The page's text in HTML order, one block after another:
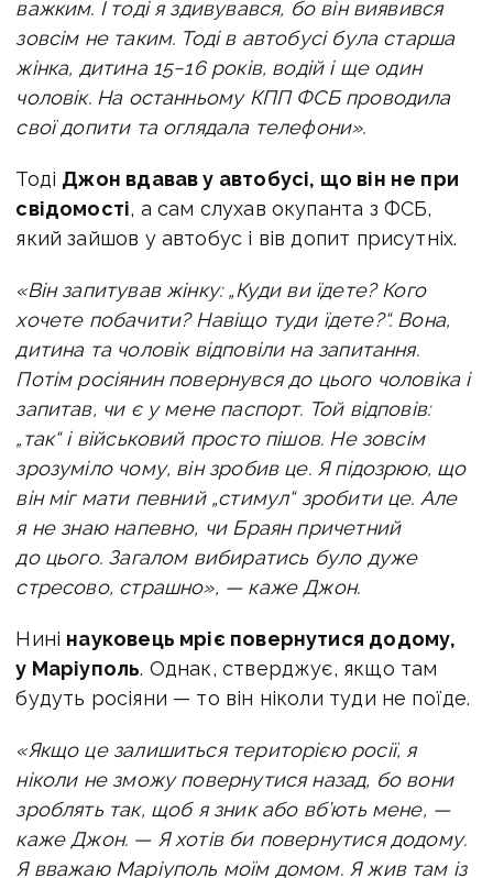
важким. І тоді я здивувався, бо він виявився
зовсім не таким. Тоді в автобусі була старша
жінка, дитина 15−16 років, водій і ще один
чоловік. На останньому КПП ФСБ проводила
свої допити та оглядала телефони».
Тоді Джон вдавав у автобусі, що він не при
свідомості, а сам слухав окупанта з ФСБ,
який зайшов у автобус і вів допит присутніх.
«Він запитував жінку: „Куди ви їдете? Кого
хочете побачити? Навіщо туди їдете?“. Вона,
дитина та чоловік відповіли на запитання.
Потім росіянин повернувся до цього чоловіка і
запитав, чи є у мене паспорт. Той відповів:
„так“ і військовий просто пішов. Не зовсім
зрозуміло чому, він зробив це. Я підозрюю, що
він міг мати певний „стимул“ зробити це. Але
я не знаю напевно, чи Браян причетний
до цього. Загалом вибиратись було дуже
стресово, страшно», — каже Джон.
Нині науковець мріє повернутися додому,
у Маріуполь. Однак, стверджує, якщо там
будуть росіяни — то він ніколи туди не поїде.
«Якщо це залишиться територією росії, я
ніколи не зможу повернутися назад, бо вони
зроблять так, щоб я зник або вб’ють мене, —
каже Джон. — Я хотів би повернутися додому.
Я вважаю Маріуполь моїм домом. Я жив там із